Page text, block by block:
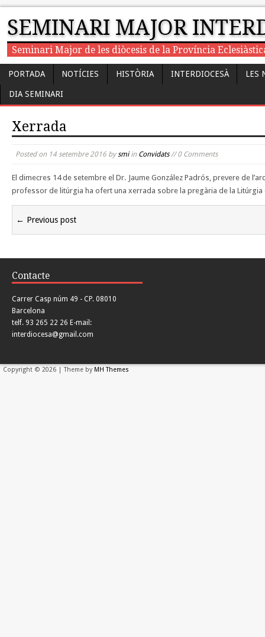
SEMINARI MAJOR
Seminari Major de les diòcesis de la Província
PORTADA NOTÍCIES HISTÒRIA INTERDIOCESÀ LES
DIA SEMINARI
Xerrada
Posted on 14 setembre 2016bysmiin Convidats// 0 Comments
El dimecres 14 de setembre el Dr. Jaume González Padrós, prevere de
professor de litúrgia ha ofert una xerrada sobre la pregària de la Litúrgia
← Previous post
Contacte
Carrer Casp núm 49 - CP. 08010
Barcelona
telf. 93 265 22 26 E-mail:
interdiocesa@gmail.com
Copyright © 2026 | Theme by MH Themes